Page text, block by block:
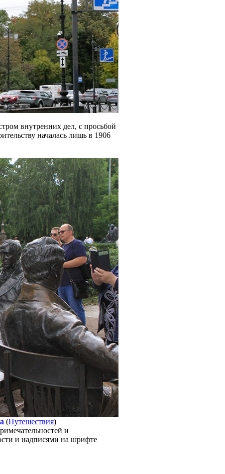
внутренних дел, с просьбой
началась лишь в 1906
(Путешествия)
и
и надписями на шрифте